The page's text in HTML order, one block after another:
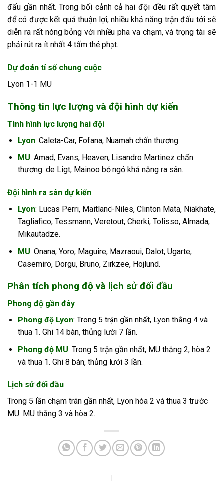
đấu gần nhất. Trong bối cảnh cả hai đội đều rất quyết tâm
để có được kết quả thuận lợi, nhiều khả năng trận đấu tới sẽ
diễn ra rất nóng bỏng với nhiều pha va chạm, và trọng tài sẽ
phải rút ra ít nhất 4 tấm thẻ phạt.
Dự đoán tỉ số chung cuộc
Lyon 1-1 MU
Thông tin lực lượng và đội hình dự kiến
Tình hình lực lượng hai đội
Lyon: Caleta-Car, Fofana, Nuamah chấn thương.
MU: Amad, Evans, Heaven, Lisandro Martinez chấn
thương. de Ligt, Mainoo bỏ ngỏ khả năng ra sân.
Đội hình ra sân dự kiến
Lyon: Lucas Perri, Maitland-Niles, Clinton Mata, Niakhate,
Tagliafico, Tessmann, Veretout, Cherki, Tolisso, Almada,
Mikautadze.
MU: Onana, Yoro, Maguire, Mazraoui, Dalot, Ugarte,
Casemiro, Dorgu, Bruno, Zirkzee, Hojlund.
Phân tích phong độ và lịch sử đối đầu
Phong độ gần đây
Phong độ Lyon: Trong 5 trận gần nhất, Lyon thắng 4 và
thua 1. Ghi 14 bàn, thủng lưới 7 lần.
Phong độ MU: Trong 5 trận gần nhất, MU thắng 2, hòa 2
và thua 1. Ghi 8 bàn, thủng lưới 3 lần.
Lịch sử đối đầu
Trong 5 lần chạm trán gần nhất, Lyon hòa 2 và thua 3 trước
MU. MU thắng 3 và hòa 2.